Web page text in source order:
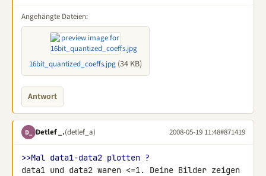
Angehängte Dateien:
16bit_quantized_coeffs.jpg (34 KB)
Antwort
D_ Detlef _.(detlef_a) 2008-05-19 11:48#871419
>>Mal data1-data2 plotten ?
data1 und data2 waren <=1. Deine Bilder zeigen